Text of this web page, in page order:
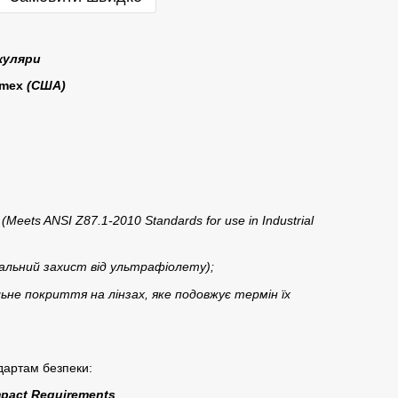
(США)
ANSI Z87.1-2010 Standards for use in Industrial
захист від ультрафіолету);
покриття на лінзах, яке подовжує термін їх
безпеки:
Requirements